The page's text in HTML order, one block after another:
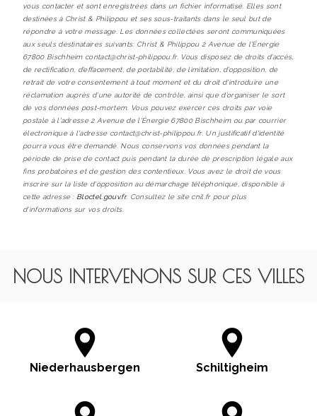
vous contacter et sont enregistrées dans un fichier informatisé. Elles sont
destinées à Christ & Philippou et ses sous-traitants dans le seul but de
répondre à votre message. Les données collectées seront communiquées
aux seuls destinataires suivants: Christ & Philippou 2 Avenue de l'Énergie
67800 Bischheim contact@christ-philippou.fr. Vous disposez de droits d’accès,
de rectification, d’effacement, de portabilité, de limitation, d’opposition, de
retrait de votre consentement à tout moment et du droit d’introduire une
réclamation auprès d’une autorité de contrôle, ainsi que d’organiser le sort
de vos données post-mortem. Vous pouvez exercer ces droits par voie
postale à l'adresse 2 Avenue de l'Énergie 67800 Bischheim ou par courrier
électronique à l'adresse contact@christ-philippou.fr. Un justificatif d'identité
pourra vous être demandé. Nous conservons vos données pendant la
période de prise de contact puis pendant la durée de prescription légale aux
fins probatoires et de gestion des contentieux. Vous avez le droit de vous
inscrire sur la liste d'opposition au démarchage téléphonique, disponible à
cette adresse : Bloctel.gouv.fr. Consultez le site cnil.fr pour plus
d’informations sur vos droits.
NOUS INTERVENONS SUR CES VILLES
Niederhausbergen Schiltigheim